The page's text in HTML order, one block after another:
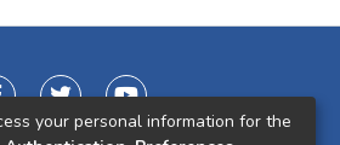
your personal information for the